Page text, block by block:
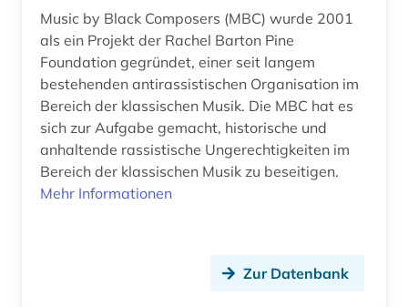
moderne sprachen (2)
musical (1)
musik (121)
musikalien (1)
musikbibliothek (3)
Music by Black Composers (MBC) wurde 2001
als ein Projekt der Rachel Barton Pine
Foundation gegründet, einer seit langem
bestehenden antirassistischen Organisation im
Bereich der klassischen Musik. Die MBC hat es
sich zur Aufgabe gemacht, historische und
anhaltende rassistische Ungerechtigkeiten im
Bereich der klassischen Musik zu beseitigen.
Mehr Informationen
Zur Datenbank